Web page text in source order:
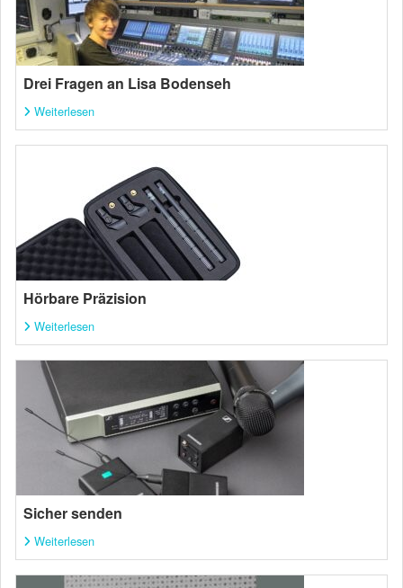
Drei Fragen an Lisa Bodenseh
Weiterlesen
Hörbare Präzision
Weiterlesen
Sicher senden
Weiterlesen